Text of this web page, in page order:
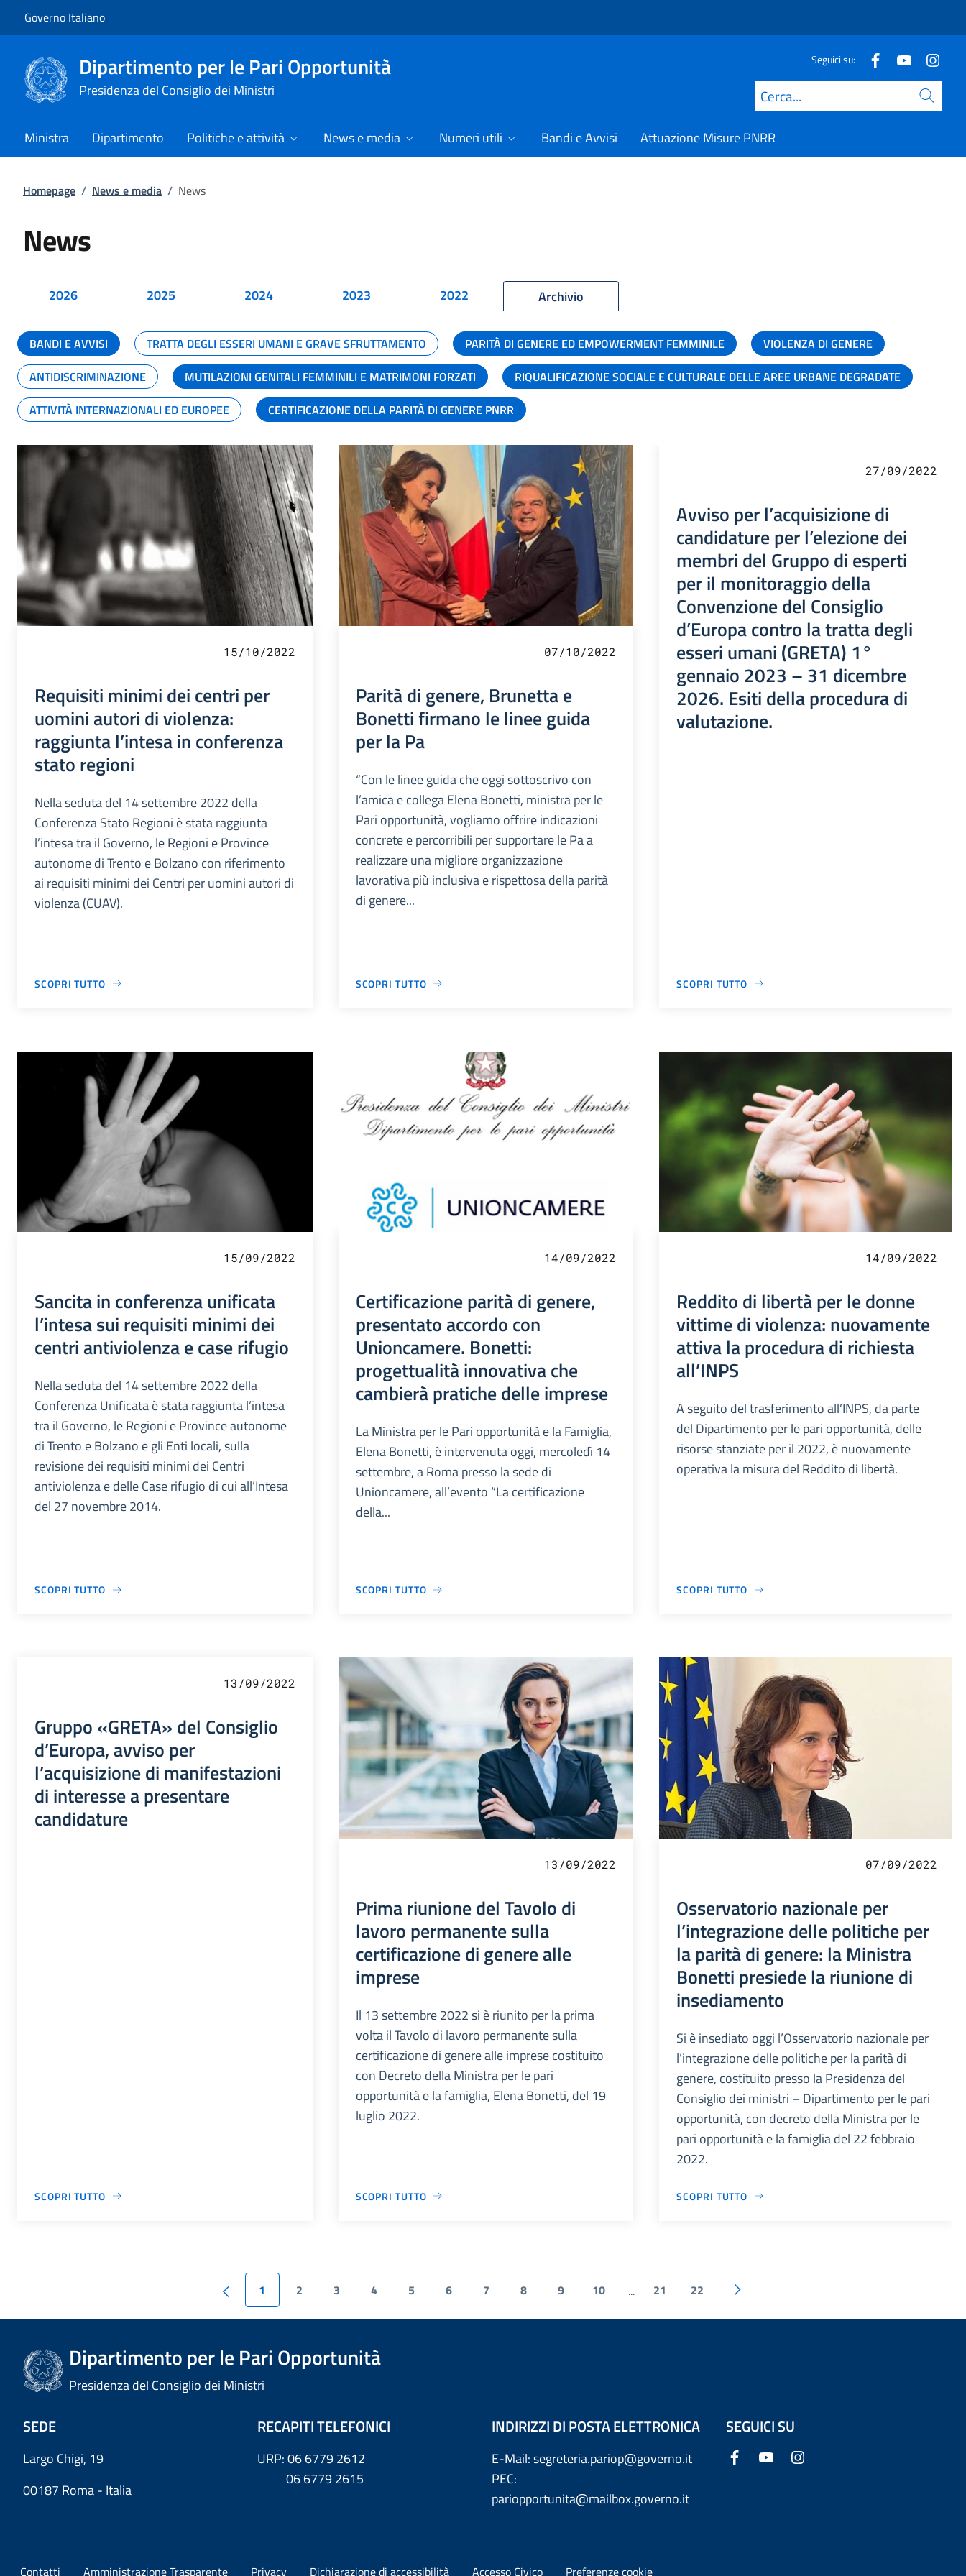
Governo Italiano
Dipartimento per le Pari Opportunità
Presidenza del Consiglio dei Ministri
Seguici su:
Cerca
Ministra Dipartimento Politiche e attività News e media Numeri utili Bandi e Avvisi Attuazione Misure PNRR
Homepage / News e media / News
News
2026 2025 2024 2023 2022 Archivio
BANDI E AVVISI TRATTA DEGLI ESSERI UMANI E GRAVE SFRUTTAMENTO PARITÀ DI GENERE ED EMPOWERMENT FEMMINILE
VIOLENZA DI GENERE
ANTIDISCRIMINAZIONE
MUTILAZIONI GENITALI FEMMINILI E MATRIMONI FORZATI
RIQUALIFICAZIONE SOCIALE E CULTURALE DELLE AREE URBANE DEGRADATE
ATTIVITÀ INTERNAZIONALI ED EUROPEE
CERTIFICAZIONE DELLA PARITÀ DI GENERE PNRR
15/10/2022
Requisiti minimi dei centri per
uomini autori di violenza:
raggiunta l’intesa in conferenza
stato regioni
Nella seduta del 14 settembre 2022 della
Conferenza Stato Regioni è stata raggiunta
l’intesa tra il Governo, le Regioni e Province
autonome di Trento e Bolzano con riferimento
ai requisiti minimi dei Centri per uomini autori di
violenza (CUAV).
SCOPRI TUTTO
07/10/2022
Parità di genere, Brunetta e
Bonetti firmano le linee guida
per la Pa
“Con le linee guida che oggi sottoscrivo con
l’amica e collega Elena Bonetti, ministra per le
Pari opportunità, vogliamo offrire indicazioni
concrete e percorribili per supportare le Pa a
realizzare una migliore organizzazione
lavorativa più inclusiva e rispettosa della parità
di genere...
SCOPRI TUTTO
27/09/2022
Avviso per l’acquisizione di
candidature per l’elezione dei
membri del Gruppo di esperti
per il monitoraggio della
Convenzione del Consiglio
d’Europa contro la tratta degli
esseri umani (GRETA) 1°
gennaio 2023 – 31 dicembre
2026. Esiti della procedura di
valutazione.
SCOPRI TUTTO
15/09/2022
Sancita in conferenza unificata
l’intesa sui requisiti minimi dei
centri antiviolenza e case rifugio
Nella seduta del 14 settembre 2022 della
Conferenza Unificata è stata raggiunta l’intesa
tra il Governo, le Regioni e Province autonome
di Trento e Bolzano e gli Enti locali, sulla
revisione dei requisiti minimi dei Centri
antiviolenza e delle Case rifugio di cui all’Intesa
del 27 novembre 2014.
SCOPRI TUTTO
14/09/2022
Certificazione parità di genere,
presentato accordo con
Unioncamere. Bonetti:
progettualità innovativa che
cambierà pratiche delle imprese
La Ministra per le Pari opportunità e la Famiglia,
Elena Bonetti, è intervenuta oggi, mercoledì 14
settembre, a Roma presso la sede di
Unioncamere, all’evento “La certificazione
della...
SCOPRI TUTTO
14/09/2022
Reddito di libertà per le donne
vittime di violenza: nuovamente
attiva la procedura di richiesta
all’INPS
A seguito del trasferimento all’INPS, da parte
del Dipartimento per le pari opportunità, delle
risorse stanziate per il 2022, è nuovamente
operativa la misura del Reddito di libertà.
SCOPRI TUTTO
13/09/2022
Gruppo «GRETA» del Consiglio
d’Europa, avviso per
l’acquisizione di manifestazioni
di interesse a presentare
candidature
SCOPRI TUTTO
13/09/2022
Prima riunione del Tavolo di
lavoro permanente sulla
certificazione di genere alle
imprese
Il 13 settembre 2022 si è riunito per la prima
volta il Tavolo di lavoro permanente sulla
certificazione di genere alle imprese costituito
con Decreto della Ministra per le pari
opportunità e la famiglia, Elena Bonetti, del 19
luglio 2022.
SCOPRI TUTTO
07/09/2022
Osservatorio nazionale per
l’integrazione delle politiche per
la parità di genere: la Ministra
Bonetti presiede la riunione di
insediamento
Si è insediato oggi l’Osservatorio nazionale per
l’integrazione delle politiche per la parità di
genere, costituito presso la Presidenza del
Consiglio dei ministri – Dipartimento per le pari
opportunità, con decreto della Ministra per le
pari opportunità e la famiglia del 22 febbraio
2022.
SCOPRI TUTTO
1 2 3 4 5 6 7 8 9 10 ... 21 22
Dipartimento per le Pari Opportunità
Presidenza del Consiglio dei Ministri
SEDE
Largo Chigi, 19
00187 Roma - Italia
RECAPITI TELEFONICI
URP: 06 6779 2612
06 6779 2615
INDIRIZZI DI POSTA ELETTRONICA
E-Mail: segreteria.pariop@governo.it
PEC:
pariopportunita@mailbox.governo.it
SEGUICI SU
Contatti Amministrazione Trasparente Privacy Dichiarazione di accessibilità Accesso Civico Preferenze cookie